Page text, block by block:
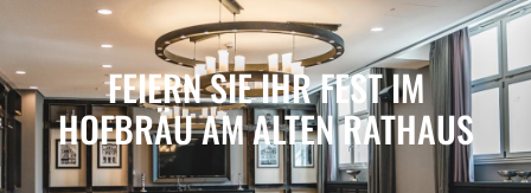
FEIERN SIE IHR FEST IM
HOFBRÄU AM ALTEN RATHAUS